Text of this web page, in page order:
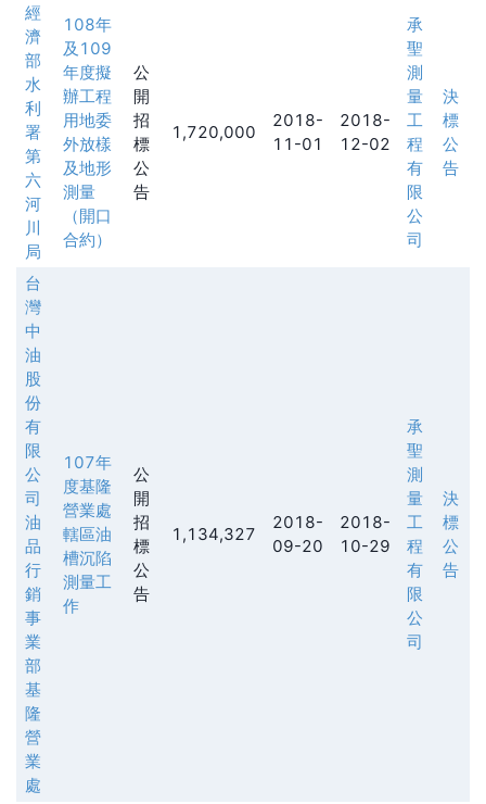
經
濟
部
水
利
署
第
六
河
川
局
108年
及109
年度擬
辦工程
用地委
外放樣
及地形
測量
（開口
合約）
公
開
招
標
公
告
1,720,000
2018-
11-01
2018-
12-02
承
聖
測
量
工
程
有
限
公
司
決
標
公
告
台
灣
中
油
股
份
有
限
公
司
油
品
行
銷
事
業
部
基
隆
營
業
處
107年
度基隆
營業處
轄區油
槽沉陷
測量工
作
公
開
招
標
公
告
1,134,327
2018-
09-20
2018-
10-29
承
聖
測
量
工
程
有
限
公
司
決
標
公
告